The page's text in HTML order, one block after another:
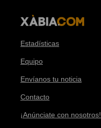
Estadísticas
Equipo
Envíanos tu noticia
Contacto
¡Anúnciate con nosotros!